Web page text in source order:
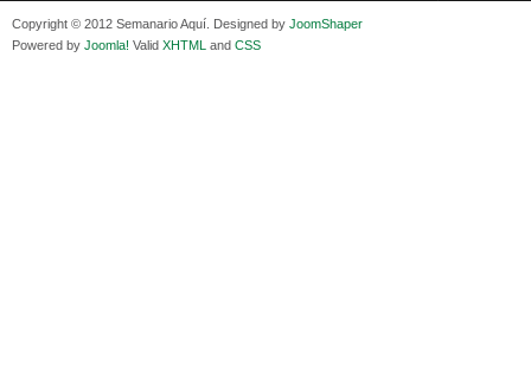
Medios de difusión, amigos y enemigos de Evo Morales
Viernes, 11 Diciembre 2020
Copyright © 2012 Semanario Aquí. Designed by JoomShaper
Powered by Joomla! Valid XHTML and CSS